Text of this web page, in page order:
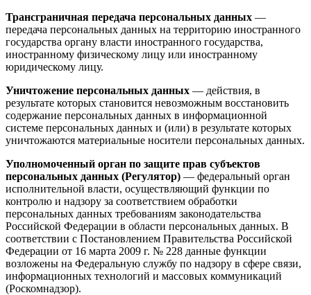
Трансграничная передача персональных данных —
передача персональных данных на территорию иностранного
государства органу власти иностранного государства,
иностранному физическому лицу или иностранному
юридическому лицу.
Уничтожение персональных данных — действия, в
результате которых становится невозможным восстановить
содержание персональных данных в информационной
системе персональных данных и (или) в результате которых
уничтожаются материальные носители персональных данных.
Уполномоченный орган по защите прав субъектов
персональных данных (Регулятор) — федеральный орган
исполнительной власти, осуществляющий функции по
контролю и надзору за соответствием обработки
персональных данных требованиям законодательства
Российской Федерации в области персональных данных. В
соответствии с Постановлением Правительства Российской
Федерации от 16 марта 2009 г. № 228 данные функции
возложены на Федеральную службу по надзору в сфере связи,
информационных технологий и массовых коммуникаций
(Роскомнадзор).